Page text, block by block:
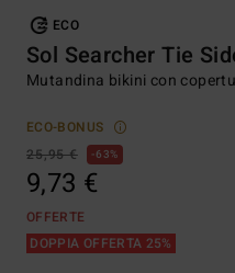
ECO
Sol Searcher Tie
Mutandina bikini con
ECO-BONUS
25,95 €
63%
9,73 €
OFFERTE
DOPPIA OFFERTA 25%